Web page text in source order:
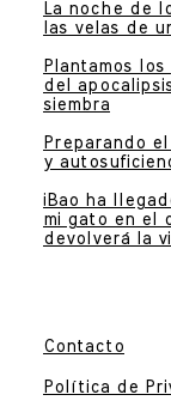
La noche de
las velas de
Plantamos
del
siembra
Preparando
y
¡Bao ha
mi gato en el
devolverá la
Contacto
Política de